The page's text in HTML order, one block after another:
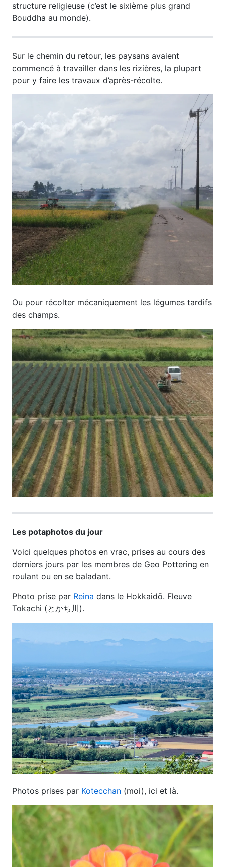
structure religieuse (c’est le sixième plus grand
Bouddha au monde).
Sur le chemin du retour, les paysans avaient
commencé à travailler dans les rizières, la plupart
pour y faire les travaux d’après-récolte.
Ou pour récolter mécaniquement les légumes tardifs
des champs.
Les potaphotos du jour
Voici quelques photos en vrac, prises au cours des
derniers jours par les membres de Geo Pottering en
roulant ou en se baladant.
Photo prise par Reina dans le Hokkaidō. Fleuve
Tokachi (とかち川).
Photos prises par Kotecchan (moi), ici et là.